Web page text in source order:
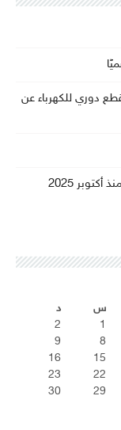
دوري للكهرباء عن
مسؤولة بالستاغ: التحضيرات للصيف انطلقت منذ أكتوبر 2025
س
د
1
2
8
9
15
16
22
23
29
30